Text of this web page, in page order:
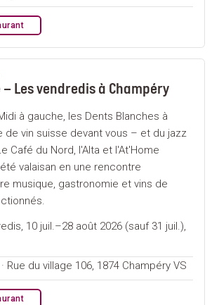
– Les vendredis à Champéry
à gauche, les Dents Blanches à
de vin suisse devant vous – et du jazz
Café du Nord, l'Alta et l'At'Home
valaisan en une rencontre
musique, gastronomie et vins de
10 juil.–28 août 2026 (sauf 31 juil.),
· Rue du village 106, 1874 Champéry VS